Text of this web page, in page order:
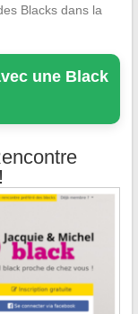
Blacks dans la
une Black